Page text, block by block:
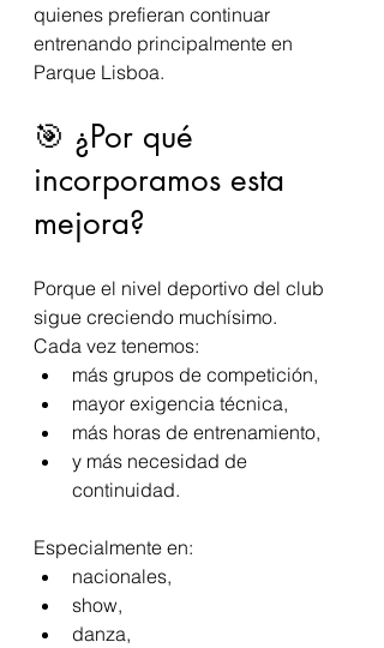
quienes prefieran continuar
entrenando principalmente en
Parque Lisboa.
🎯 ¿Por qué
incorporamos esta
mejora?
Porque el nivel deportivo del club
sigue creciendo muchísimo.
Cada vez tenemos:
más grupos de competición,
mayor exigencia técnica,
más horas de entrenamiento,
y más necesidad de
continuidad.
Especialmente en:
nacionales,
show,
danza,